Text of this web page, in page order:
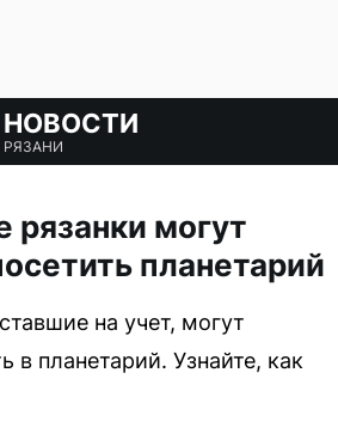
НОВОСТИ
РЯЗАНИ
могут
планетарий
на учет, могут
в планетарий. Узнайте, как